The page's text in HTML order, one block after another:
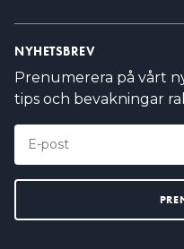
NYHETSBREV
Prenumerera på vårt
tips och bevakningar